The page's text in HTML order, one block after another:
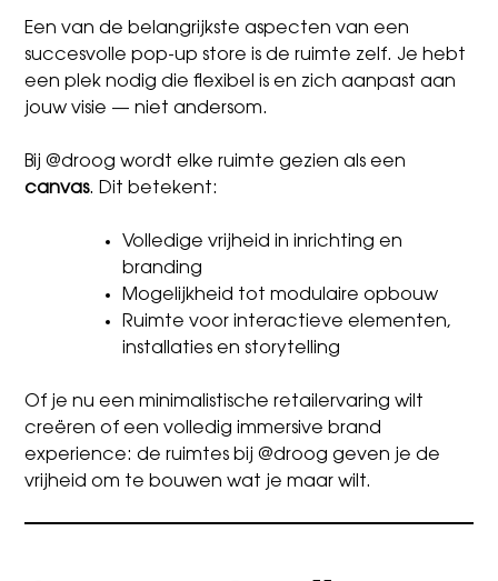
Een van de belangrijkste aspecten van een
succesvolle pop-up store is de ruimte zelf. Je hebt
een plek nodig die flexibel is en zich aanpast aan
jouw visie — niet andersom.
Bij @droog wordt elke ruimte gezien als een
canvas. Dit betekent:
Volledige vrijheid in inrichting en
branding
Mogelijkheid tot modulaire opbouw
Ruimte voor interactieve elementen,
installaties en storytelling
Of je nu een minimalistische retailervaring wilt
creëren of een volledig immersive brand
experience: de ruimtes bij @droog geven je de
vrijheid om te bouwen wat je maar wilt.